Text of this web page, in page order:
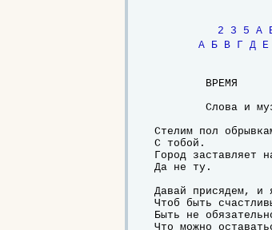
2 3 5 A
А
Б В Г Д Е
Стелим пол
С тобой.
Город заставляет
Да не ту.
Давай присядем, и
Чтоб быть
Быть не
Что можно